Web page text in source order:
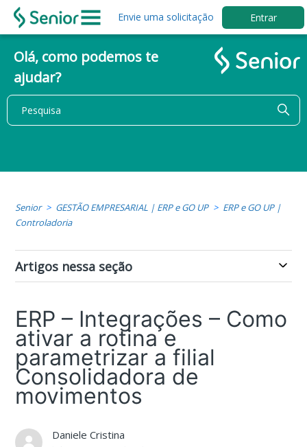
Envie uma solicitação Entrar
Olá, como podemos te
ajudar?
Senior GESTÃO EMPRESARIAL | ERP e GO UP
ERP e GO UP |
Controladoria
Artigos nessa seção
ERP – Integrações – Como
ativar a rotina e
parametrizar a filial
Consolidadora de
movimentos
Daniele Cristina